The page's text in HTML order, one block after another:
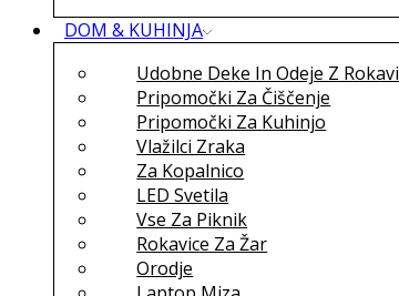
DOM & KUHINJA
Udobne Deke In Odeje Z Rokavi
Pripomočki Za Čiščenje
Pripomočki Za Kuhinjo
Vlažilci Zraka
Za Kopalnico
LED Svetila
Vse Za Piknik
Rokavice Za Žar
Orodje